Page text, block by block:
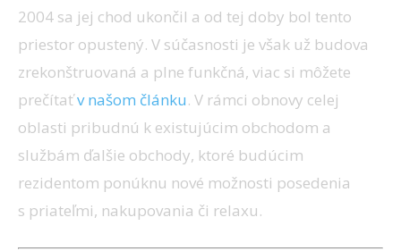
2004 sa jej chod ukončil a od tej doby bol tento
priestor opustený. V súčasnosti je však už budova
zrekonštruovaná a plne funkčná, viac si môžete
prečítaťv našom článku. V rámci obnovy celej
oblasti pribudnú k existujúcim obchodom a
službám ďalšie obchody, ktoré budúcim
rezidentom ponúknu nové možnosti posedenia
s priateľmi, nakupovania či relaxu.